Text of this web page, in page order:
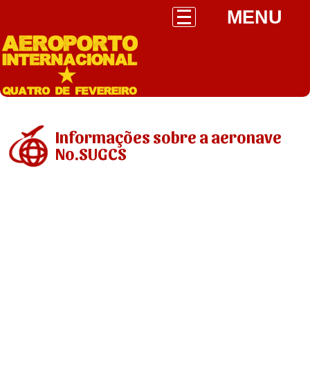
MENU
Informações sobre a aeronave
No.SUGCS